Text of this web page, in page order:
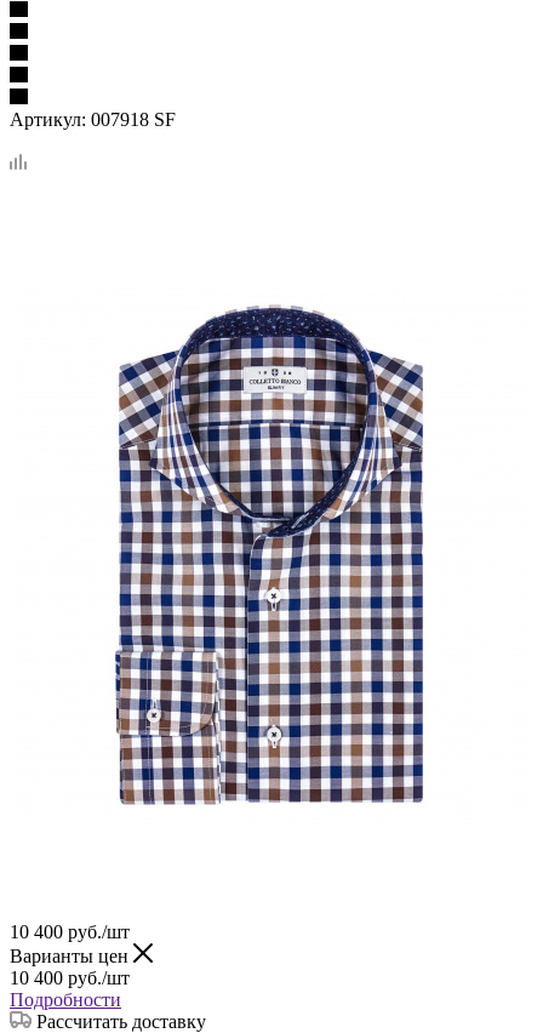
Артикул: 007918 SF
10 400 руб./шт
Варианты цен
10 400 руб./шт
Подробности
Рассчитать доставку